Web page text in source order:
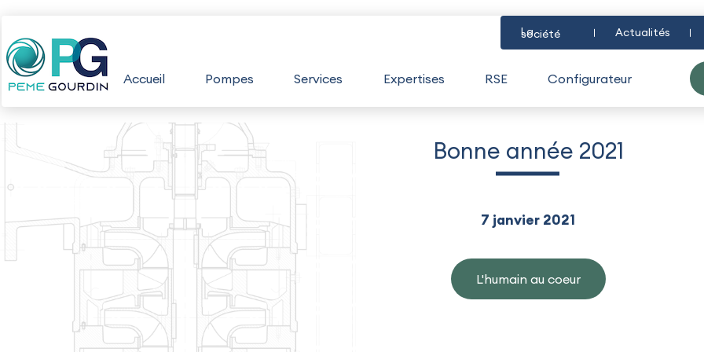
au
contenu
La
société Actualités
Accueil Pompes Services Expertises RSE Configurateur
Bonne année 2021
7 janvier 2021
L'humain au coeur